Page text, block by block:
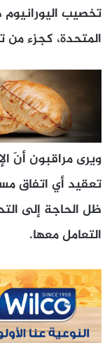
تخصيب
المتحدة، كجزء
ويرى مراقبون أنّ
تعقيد أي اتفاق
ظل الحاجة إلى
التعامل معها.